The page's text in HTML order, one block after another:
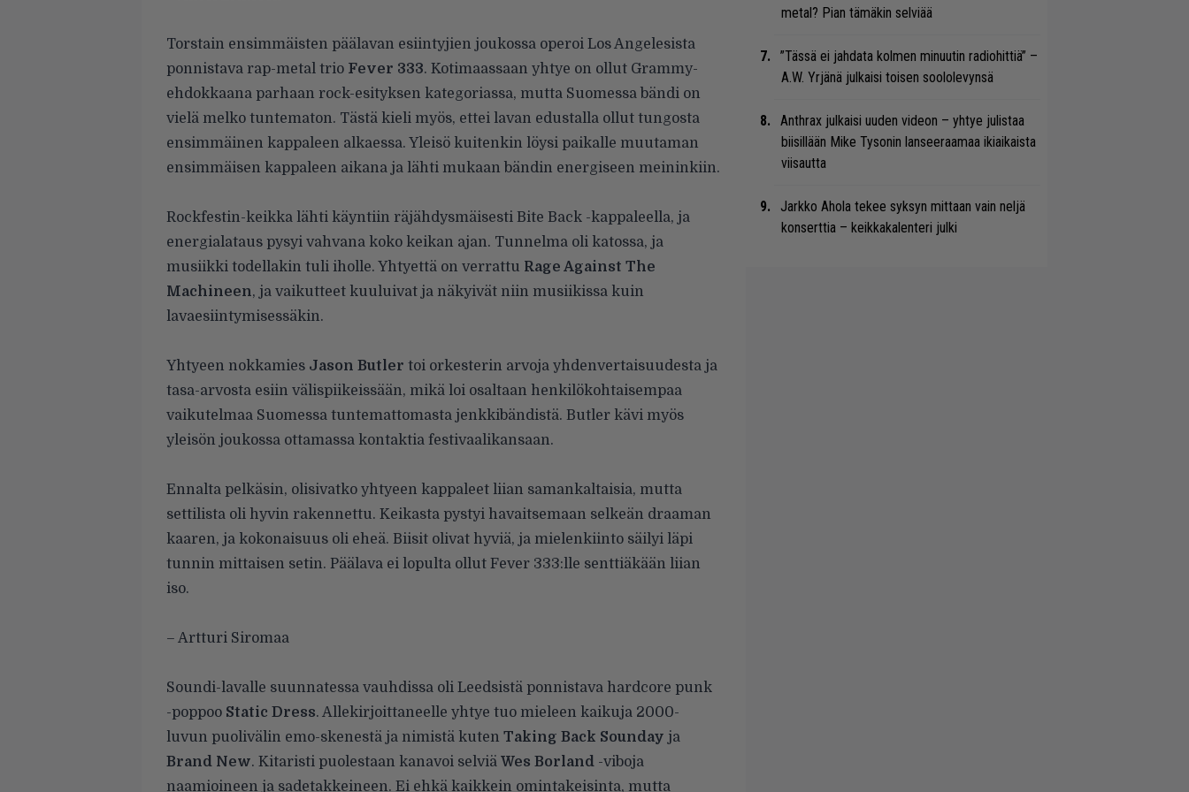
Torstain ensimmäisten päälavan esiintyjien joukossa operoi Los Angelesista
ponnistava rap-metal trio Fever 333. Kotimaassaan yhtye on ollut Grammy-
ehdokkaana parhaan rock-esityksen kategoriassa, mutta Suomessa bändi on
vielä melko tuntematon. Tästä kieli myös, ettei lavan edustalla ollut tungosta
ensimmäinen kappaleen alkaessa. Yleisö kuitenkin löysi paikalle muutaman
ensimmäisen kappaleen aikana ja lähti mukaan bändin energiseen meininkiin.
Rockfestin-keikka lähti käyntiin räjähdysmäisesti Bite Back -kappaleella, ja
energialataus pysyi vahvana koko keikan ajan. Tunnelma oli katossa, ja
musiikki todellakin tuli iholle. Yhtyettä on verrattu Rage Against The
Machineen, ja vaikutteet kuuluivat ja näkyivät niin musiikissa kuin
lavaesiintymisessäkin.
Yhtyeen nokkamies Jason Butler toi orkesterin arvoja yhdenvertaisuudesta ja
tasa-arvosta esiin välispiikeissään, mikä loi osaltaan henkilökohtaisempaa
vaikutelmaa Suomessa tuntemattomasta jenkkibändistä. Butler kävi myös
yleisön joukossa ottamassa kontaktia festivaalikansaan.
Ennalta pelkäsin, olisivatko yhtyeen kappaleet liian samankaltaisia, mutta
settilista oli hyvin rakennettu. Keikasta pystyi havaitsemaan selkeän draaman
kaaren, ja kokonaisuus oli eheä. Biisit olivat hyviä, ja mielenkiinto säilyi läpi
tunnin mittaisen setin. Päälava ei lopulta ollut Fever 333:lle senttiäkään liian
iso.
– Artturi Siromaa
Soundi-lavalle suunnatessa vauhdissa oli Leedsistä ponnistava hardcore punk
-poppoo Static Dress. Allekirjoittaneelle yhtye tuo mieleen kaikuja 2000-
luvun puolivälin emo-skenestä ja nimistä kuten Taking Back Sounday ja
Brand New. Kitaristi puolestaan kanavoi selviä Wes Borland -viboja
naamioineen ja sadetakkeineen. Ei ehkä kaikkein omintakeisinta, mutta
metal? Pian tämäkin selviää
”Tässä ei jahdata kolmen minuutin radiohittiä” –
A.W. Yrjänä julkaisi toisen soololevynsä
Anthrax julkaisi uuden videon – yhtye julistaa
biisillään Mike Tysonin lanseeraamaa ikiaikaista
viisautta
Jarkko Ahola tekee syksyn mittaan vain neljä
konserttia – keikkakalenteri julki